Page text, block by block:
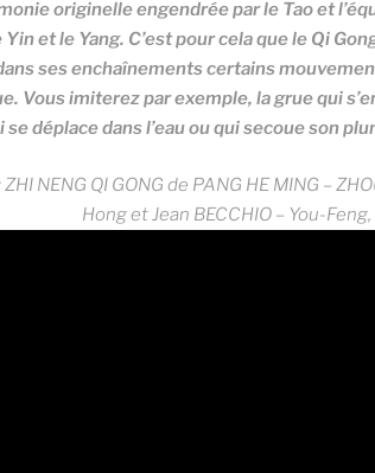
originelle engendrée par le Tao et
et le Yang. C’est pour cela que le Qi
ses enchaînements certains
Vous imiterez par exemple, la grue qui
déplace dans l’eau ou qui secoue son
NENG QI GONG de PANG HE MING –
Hong et Jean BECCHIO – You-